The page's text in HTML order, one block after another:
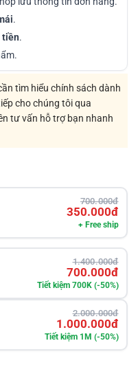
.
tiền.
tìm hiểu chính sách dành
cho chúng tôi qua
tư vấn hỗ trợ bạn nhanh
700.000đ
350.000đ
+ Free ship
1.400.000đ
700.000đ
Tiết kiệm 700K (-50%)
2.000.000đ
1.000.000đ
Tiết kiệm 1M (-50%)